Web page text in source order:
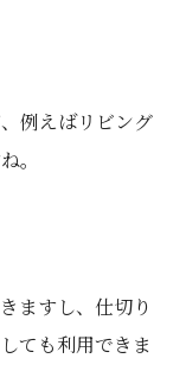
例えばリビング
。
ますし、仕切り
ても利用できま